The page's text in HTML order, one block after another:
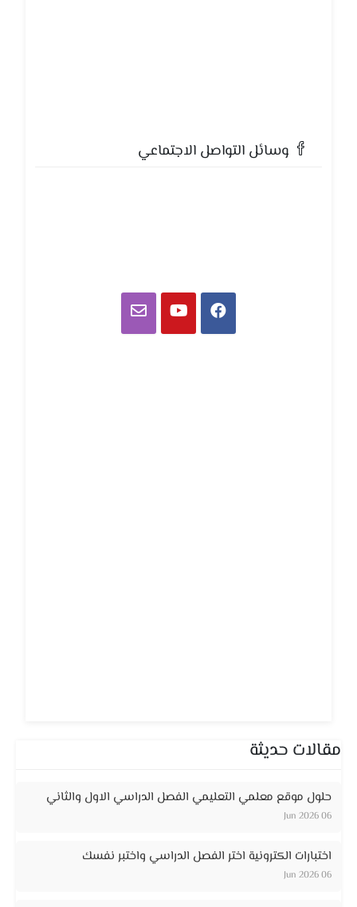
وسائل التواصل الاجتماعي
مقالات حديثة
حلول موقع معلمي التعليمي الفصل الدراسي الاول والثاني
06 Jun 2026
اختبارات الكترونية اختر الفصل الدراسي واختبر نفسك
06 Jun 2026